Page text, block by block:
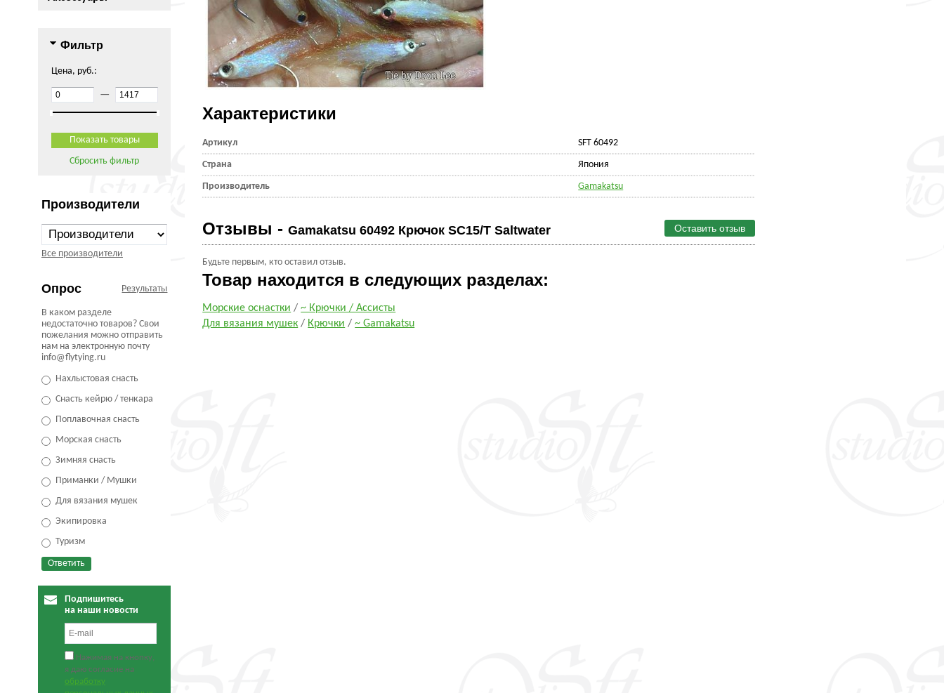
Фильтр
Цена, руб.:
—
Сбросить фильтр
Производители
Все производители
Опрос Результаты
В каком разделе
недостаточно товаров? Свои
пожелания можно отправить
нам на электронную почту
info@flytying.ru
Нахлыстовая снасть
Снасть кейрю / тенкара
Поплавочная снасть
Морская снасть
Зимняя снасть
Приманки / Мушки
Для вязания мушек
Экипировка
Туризм
Подпишитесь
на наши новости
Нажимая на кнопку,
я даю согласие на
обработку
Характеристики
Артикул SFT 60492
Страна Япония
Производитель Gamakatsu
Отзывы -Gamakatsu 60492 Крючок SC15/T Saltwater Оставить отзыв
Будьте первым, кто оставил отзыв.
Товар находится в следующих разделах:
Морские оснастки /~ Крючки / Ассисты
Для вязания мушек / Крючки /~ Gamakatsu